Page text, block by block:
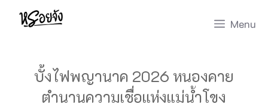
Skip
Menu
บั้งไฟพญานาค 2026 หนองคาย
ตำนานความเชื่อแห่งแม่น้ำโขง